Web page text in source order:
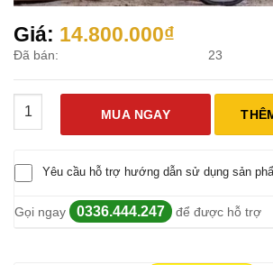
Giá: 14.800.000₫
Đã bán: 23
Ván Chèo Sup Trong Suốt Xương Cá
MUA NGAY
Yêu cầu hỗ trợ hướng dẫn sử dụng sản
Gọi ngay 0336.444.247 để được hỗ trợ